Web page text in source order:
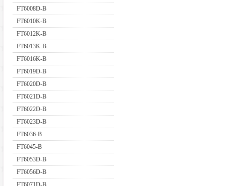
FT6008D-B
FT6010K-B
FT6012K-B
FT6013K-B
FT6016K-B
FT6019D-B
FT6020D-B
FT6021D-B
FT6022D-B
FT6023D-B
FT6036-B
FT6045-B
FT6053D-B
FT6056D-B
FT6071D-B